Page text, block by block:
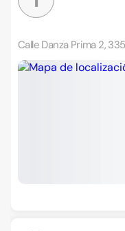
Calle Danza Prima 2,